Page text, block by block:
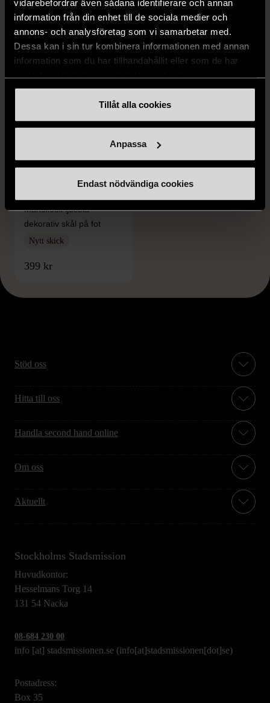
vidarebefordrar även sådana identifierare och annan
information från din enhet till de sociala medier och
annons- och analysföretag som vi samarbetar med.
Dessa kan i sin tur kombinera informationen med annan
information som du har tillhandahållit eller som de har
Tillåt alla cookies
Anpassa
Endast nödvändiga cookies
Hitta produkter från samma varumärke
Mariskooli ljusblå
dekorativ skål på fot
Nytt skick
399 kr
Stöd oss
Hitta till oss
Handla second hand online
Om oss
Aktuellt
Stockholms Stadsmission
Huvudkontor:
Hesselmans Torg 14
131 54 Nacka
08-684 230 00
info [at] stadsmissionen.se (info[at]stadsmissionen[dot]se)
Postadress:
Box 35